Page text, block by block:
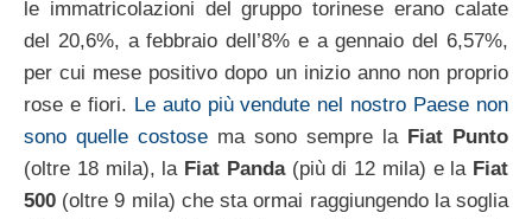
le immatricolazioni del gruppo torinese erano calate
del 20,6%, a febbraio dell’8% e a gennaio del 6,57%,
per cui mese positivo dopo un inizio anno non proprio
rose e fiori. Le auto più vendute nel nostro Paese non
sono quelle costose ma sono sempre la Fiat Punto
(oltre 18 mila), la Fiat Panda (più di 12 mila) e la Fiat
500 (oltre 9 mila) che sta ormai raggiungendo la soglia